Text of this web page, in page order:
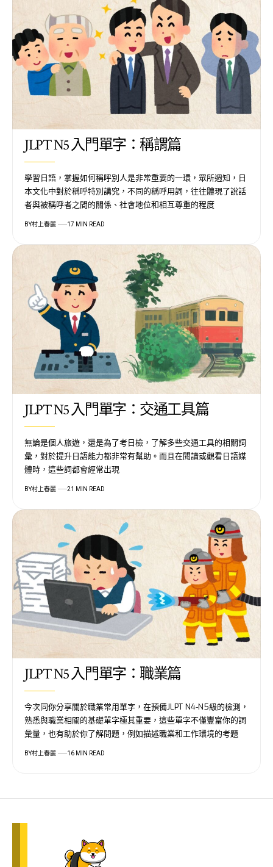
JLPT N5 入門單字：稱謂篇
學習日語，掌握如何稱呼別人是非常重要的一環，眾所週知，日
本文化中對於稱呼特別講究，不同的稱呼用詞，往往體現了說話
者與被稱呼者之間的關係、社會地位和相互尊重的程度
BY村上春麗 17 MIN READ
JLPT N5 入門單字：交通工具篇
無論是個人旅遊，還是為了考日檢，了解多些交通工具的相關詞
彙，對於提升日語能力都非常有幫助。而且在閱讀或觀看日語媒
體時，這些詞都會經常出現
BY村上春麗 21 MIN READ
JLPT N5 入門單字：職業篇
今次同你分享關於職業常用單字，在預備JLPT N4-N5級的檢測，
熟悉與職業相關的基礎單字極其重要，這些單字不僅豐富你的詞
彙量，也有助於你了解問題，例如描述職業和工作環境的考題
BY村上春麗 16 MIN READ